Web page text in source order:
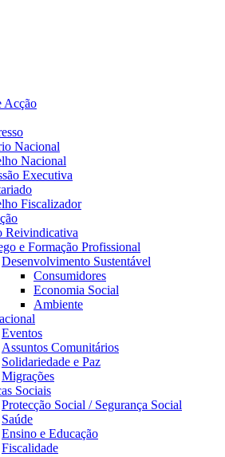
Acção
Nacional
Nacional
Executiva
Fiscalizador
Reivindicativa
e Formação Profissional
Desenvolvimento Sustentável
Consumidores
Economia Social
Ambiente
Eventos
Assuntos Comunitários
Solidariedade e Paz
Migrações
Sociais
Protecção Social / Segurança Social
Saúde
Ensino e Educação
Fiscalidade